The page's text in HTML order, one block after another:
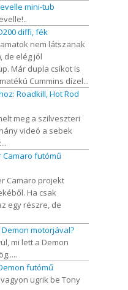
mini-tub
diffi, fék
nem látszanak
de elég jól
Már dupla csíkot is
Cummins dízel...
Roadkill, Hot Rod
meg a szilveszteri
videó a sebek
Camaro futómű
Camaro projekt
Ha csak
egy részre, de
Demon motorjával?
mi lett a Demon
futómű
ugrik be Tony